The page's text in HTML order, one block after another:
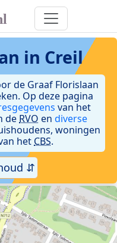
in Creil
de Graaf Florislaan
Op deze pagina
van het
de RVO en diverse
woningen
het CBS.
⇵